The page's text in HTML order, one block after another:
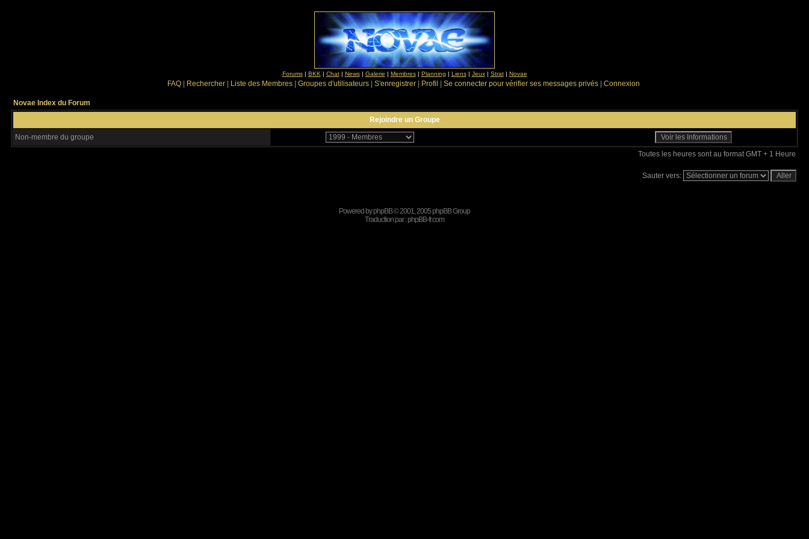
Forums| BKK | Chat| News| Galerie | Membres| Planning | Liens| Jeux| Strat| Novae
FAQ Rechercher Liste des Membres Groupes d'utilisateurs S'enregistrer Profil Se connecter pour vérifier ses messages privés Connexion
Novae Index du Forum
Rejoindre un Groupe
Non-membre du groupe
Toutes les heures sont au format GMT + 1 Heure
Sauter vers:
Powered byphpBB© 2001, 2005 phpBB Group
Traduction par :phpBB-fr.com